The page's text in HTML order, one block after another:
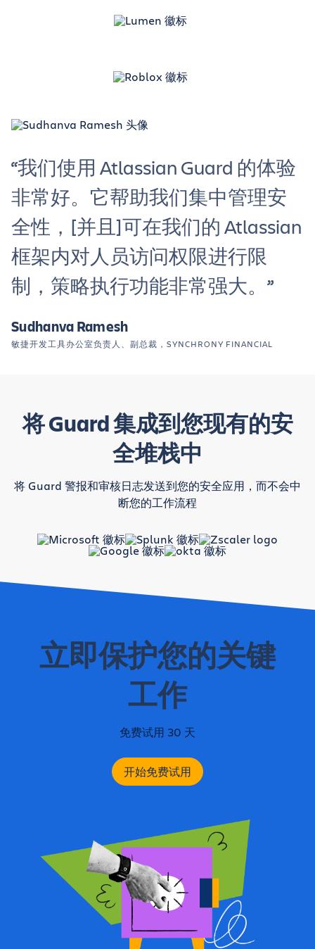
“我们使用 Atlassian Guard 的体验
非常好。它帮助我们集中管理安
全性，[并且]可在我们的 Atlassian
框架内对人员访问权限进行限
制，策略执行功能非常强大。”
Sudhanva Ramesh
敏捷开发工具办公室负责人、副总裁，SYNCHRONY FINANCIAL
将 Guard 集成到您现有的安
全堆栈中
将 Guard 警报和审核日志发送到您的安全应用，而不会中
断您的工作流程
立即保护您的关键
工作
免费试用 30 天
开始免费试用